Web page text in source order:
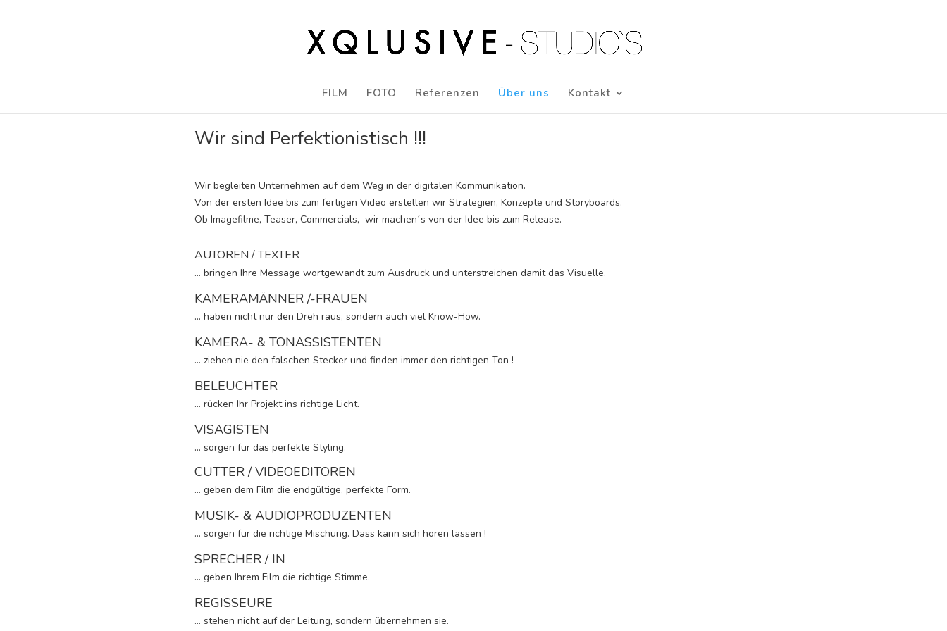
FILM FOTO Referenzen Über uns Kontakt
Wir sind Perfektionistisch !!!
Wir begleiten Unternehmen auf dem Weg in der digitalen Kommunikation.
Von der ersten Idee bis zum fertigen Video erstellen wir Strategien, Konzepte und Storyboards.
Ob Imagefilme, Teaser, Commercials, wir machen´s von der Idee bis zum Release.
AUTOREN / TEXTER
… bringen Ihre Message wortgewandt zum Ausdruck und unterstreichen damit das Visuelle.
KAMERAMÄNNER /-FRAUEN
… haben nicht nur den Dreh raus, sondern auch viel Know-How.
KAMERA- & TONASSISTENTEN
… ziehen nie den falschen Stecker und finden immer den richtigen Ton !
BELEUCHTER
… rücken Ihr Projekt ins richtige Licht.
VISAGISTEN
… sorgen für das perfekte Styling.
CUTTER / VIDEOEDITOREN
… geben dem Film die endgültige, perfekte Form.
MUSIK- & AUDIOPRODUZENTEN
… sorgen für die richtige Mischung. Dass kann sich hören lassen !
SPRECHER / IN
… geben Ihrem Film die richtige Stimme.
REGISSEURE
… stehen nicht auf der Leitung, sondern übernehmen sie.